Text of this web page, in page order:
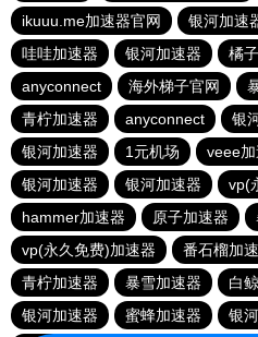
ikuuu.me加速器官网
银河加速
哇哇加速器
银河加速器 橘
anyconnect
海外梯子官网
青柠加速器
anyconnect 银
银河加速器
1元机场 veee
银河加速器
银河加速器
vp(
hammer加速器
原子加速器
vp(永久免费)加速器
番石榴加
青柠加速器
暴雪加速器 白
银河加速器
蜜蜂加速器 银